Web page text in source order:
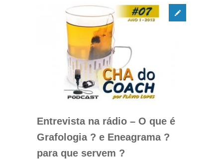
Entrevista na rádio – O que é
Grafologia ? e Eneagrama ?
para que servem ?